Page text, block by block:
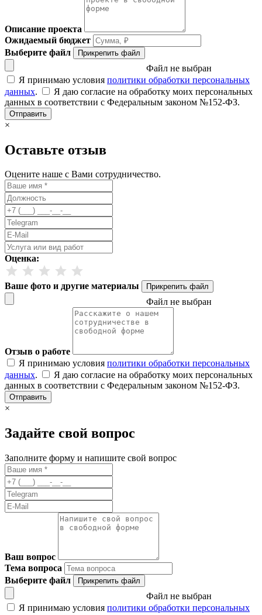
Описание проекта
Ожидаемый бюджет
Выберите файл
Прикрепить файл
Файл не выбран
Я принимаю условия политики обработки персональных
данных.
Я даю согласие на обработку моих персональных
данных в соответствии с Федеральным законом №152-ФЗ.
Отправить
×
Оставьте отзыв
Оцените наше с Вами сотрудничество.
Оценка:
Ваше фото и другие материалы Прикрепить файл
Файл не выбран
Отзыв о работе
Я принимаю условия политики обработки персональных
данных.
Я даю согласие на обработку моих персональных
данных в соответствии с Федеральным законом №152-ФЗ.
Отправить
×
Задайте свой вопрос
Заполните форму и напишите свой вопрос
Ваш вопрос
Тема вопроса
Выберите файл
Прикрепить файл
Файл не выбран
Я принимаю условия политики обработки персональных